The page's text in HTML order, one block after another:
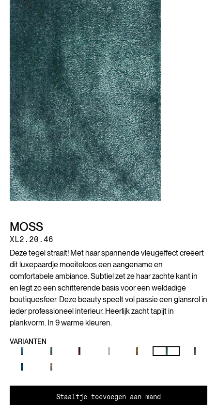
MOSS
XL2.20.46
Deze tegel straalt! Met haar spannende vleugeffect creëert
dit luxepaardje moeiteloos een aangename en
comfortabele ambiance. Subtiel zet ze haar zachte kant in
en legt zo een schitterende basis voor een weldadige
boutiquesfeer. Deze beauty speelt vol passie een glansrol in
ieder professioneel interieur. Heerlijk zacht tapijt in
plankvorm. In 9 warme kleuren.
VARIANTEN
Staaltje toevoegen aan mand